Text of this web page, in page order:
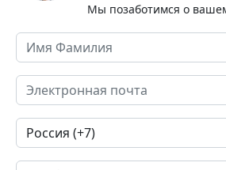
Мы позаботимся о